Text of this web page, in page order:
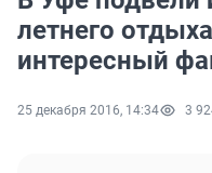
летнего
интересный
25 декабря 2016, 14:34 3